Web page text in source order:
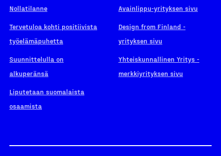
Nollatilanne
Tervetuloa kohti positiivista
työelämäpuhetta
Suunnittelulla on
alkuperänsä
Liputetaan suomalaista
osaamista
Avainlippu-yrityksen sivu
Design from Finland -
yrityksen sivu
Yhteiskunnallinen Yritys -
merkkiyrityksen sivu